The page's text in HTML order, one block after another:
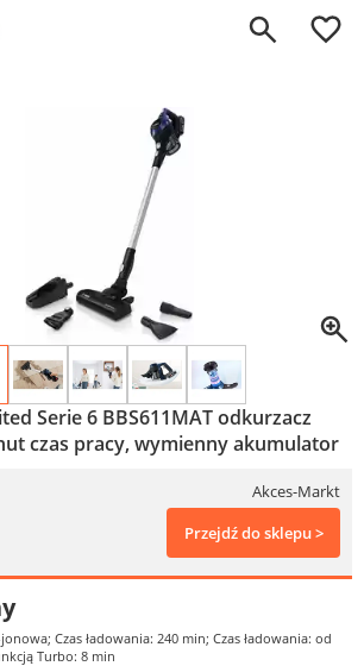
0
Serie 6 BBS611MAT odkurzacz
czas pracy, wymienny akumulator
Akces-Markt
Przejdź do sklepu >
Czas ładowania: 240 min; Czas ładowania: od
Turbo: 8 min